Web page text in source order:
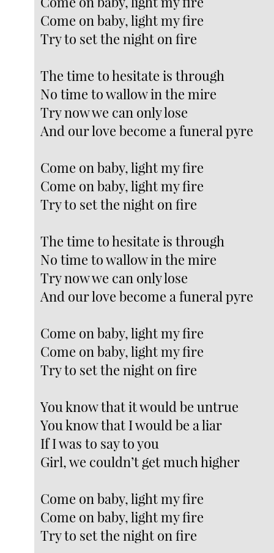
Come on baby, light my fire
Try to set the night on fire
The time to hesitate is through
No time to wallow in the mire
Try now we can only lose
And our love become a funeral pyre
Come on baby, light my fire
Come on baby, light my fire
Try to set the night on fire
The time to hesitate is through
No time to wallow in the mire
Try now we can only lose
And our love become a funeral pyre
Come on baby, light my fire
Come on baby, light my fire
Try to set the night on fire
You know that it would be untrue
You know that I would be a liar
If I was to say to you
Girl, we couldn’t get much higher
Come on baby, light my fire
Come on baby, light my fire
Try to set the night on fire